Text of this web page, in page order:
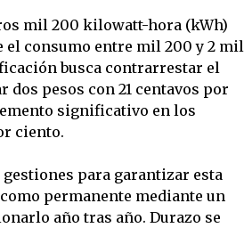
mil 200 kilowatt-hora (kWh)
el consumo entre mil 200 y 2 mil
busca contrarrestar el
dos pesos con 21 centavos por
significativo en los
ciento.
para garantizar esta
permanente mediante un
año tras año. Durazo se